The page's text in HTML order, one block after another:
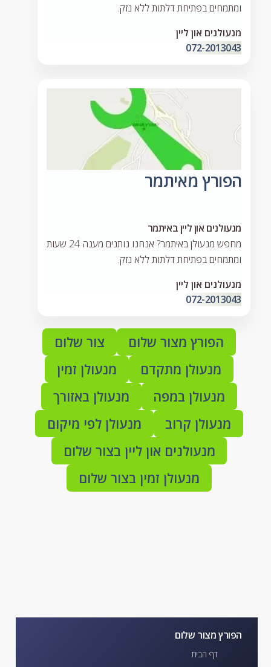
ומתמחים בפתיחת דלתות ללא נזק.
מנעולנים און ליין
072-2013043
הפורץ מאיתמר
מנעולנים און ליין באיתמר
מחפש מנעולן באיתמר? אנחנו נותנים מענה 24 שעות
ומתמחים בפתיחת דלתות ללא נזק.
מנעולנים און ליין
072-2013043
הפורץ מצור שלום
צור שלום
מנעולן מתקדם
מנעולן זמין
מנעולן במפה
מנעולן באזורך
מנעולן קרוב
מנעולן לפי מיקום
מנעולנים און ליין בצור שלום
מנעולן זמין בצור שלום
הפורץ מצור שלום
דף הבית